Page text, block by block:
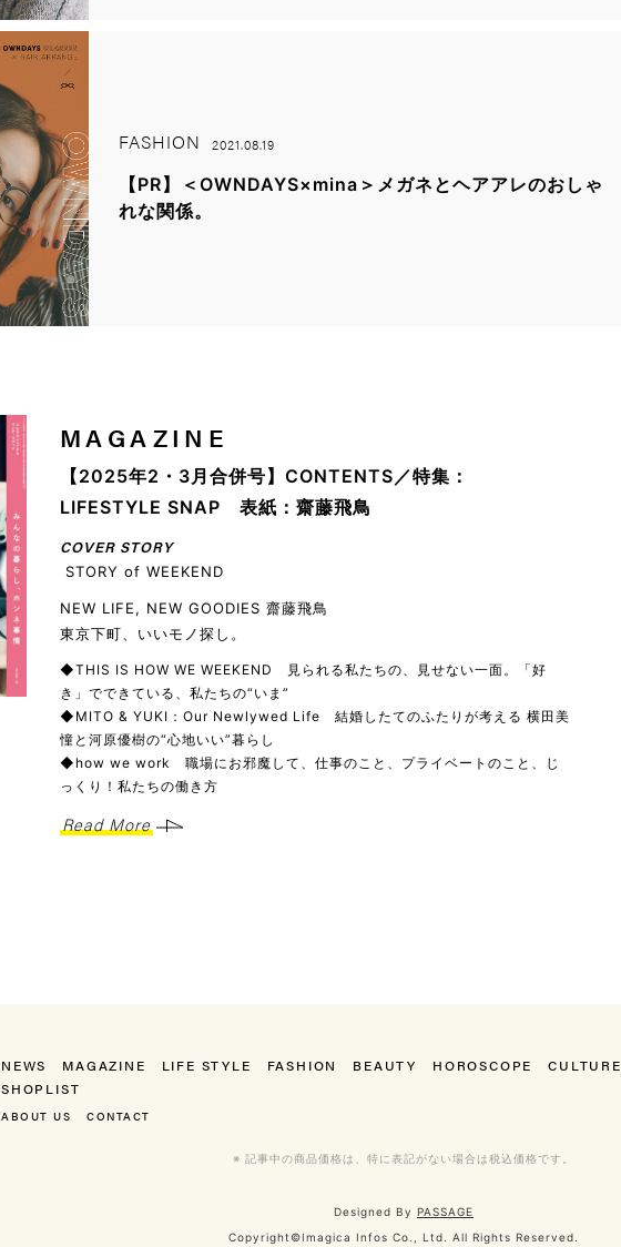
FASHION 2021.08.19
【PR】＜OWNDAYS×mina＞メガネとヘアアレのおしゃ
れな関係。
MAGAZINE
【2025年2・3月合併号】CONTENTS／特集：
LIFESTYLE SNAP 表紙：齋藤飛鳥
COVER STORY
STORY of WEEKEND
NEW LIFE, NEW GOODIES 齋藤飛鳥
東京下町、いいモノ探し。
◆THIS IS HOW WE WEEKEND 見られる私たちの、見せない一面。「好
き」でできている、私たちの“いま”
◆MITO & YUKI：Our Newlywed Life 結婚したてのふたりが考える 横田美
憧と河原優樹の“心地いい”暮らし
◆how we work 職場にお邪魔して、仕事のこと、プライベートのこと、じ
っくり！私たちの働き方
Read More
NEWS MAGAZINE LIFE STYLE FASHION BEAUTY HOROSCOPE CULTURE
SHOPLIST
ABOUT US CONTACT
※ 記事中の商品価格は、特に表記がない場合は税込価格です。
Designed By PASSAGE
Copyright©Imagica Infos Co., Ltd. All Rights Reserved.